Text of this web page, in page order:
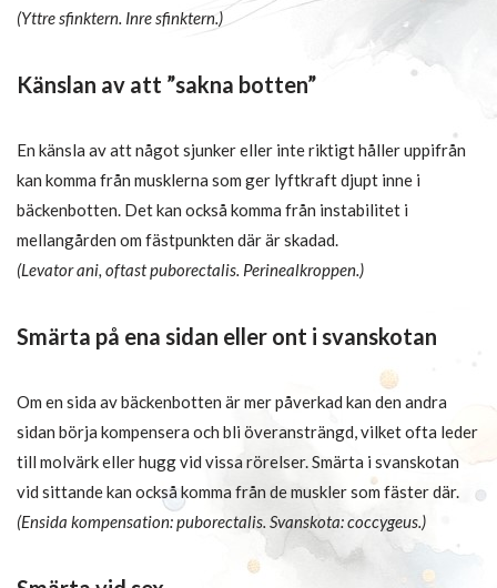
(Yttre sfinktern. Inre sfinktern.)
Känslan av att ”sakna botten”
En känsla av att något sjunker eller inte riktigt håller uppifrån
kan komma från musklerna som ger lyftkraft djupt inne i
bäckenbotten. Det kan också komma från instabilitet i
mellangården om fästpunkten där är skadad.
(Levator ani, oftast puborectalis. Perinealkroppen.)
Smärta på ena sidan eller ont i svanskotan
Om en sida av bäckenbotten är mer påverkad kan den andra
sidan börja kompensera och bli överansträngd, vilket ofta leder
till molvärk eller hugg vid vissa rörelser. Smärta i svanskotan
vid sittande kan också komma från de muskler som fäster där.
(Ensida kompensation: puborectalis. Svanskota: coccygeus.)